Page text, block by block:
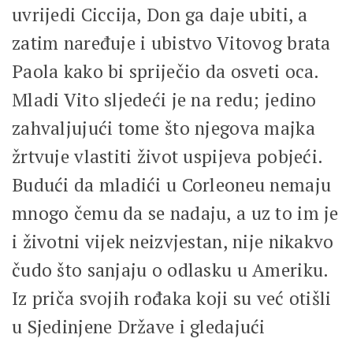
uvrijedi Ciccija, Don ga daje ubiti, a
zatim naređuje i ubistvo Vitovog brata
Paola kako bi spriječio da osveti oca.
Mladi Vito sljedeći je na redu; jedino
zahvaljujući tome što njegova majka
žrtvuje vlastiti život uspijeva pobjeći.
Budući da mladići u Corleoneu nemaju
mnogo čemu da se nadaju, a uz to im je
i životni vijek neizvjestan, nije nikakvo
čudo što sanjaju o odlasku u Ameriku.
Iz priča svojih rođaka koji su već otišli
u Sjedinjene Države i gledajući